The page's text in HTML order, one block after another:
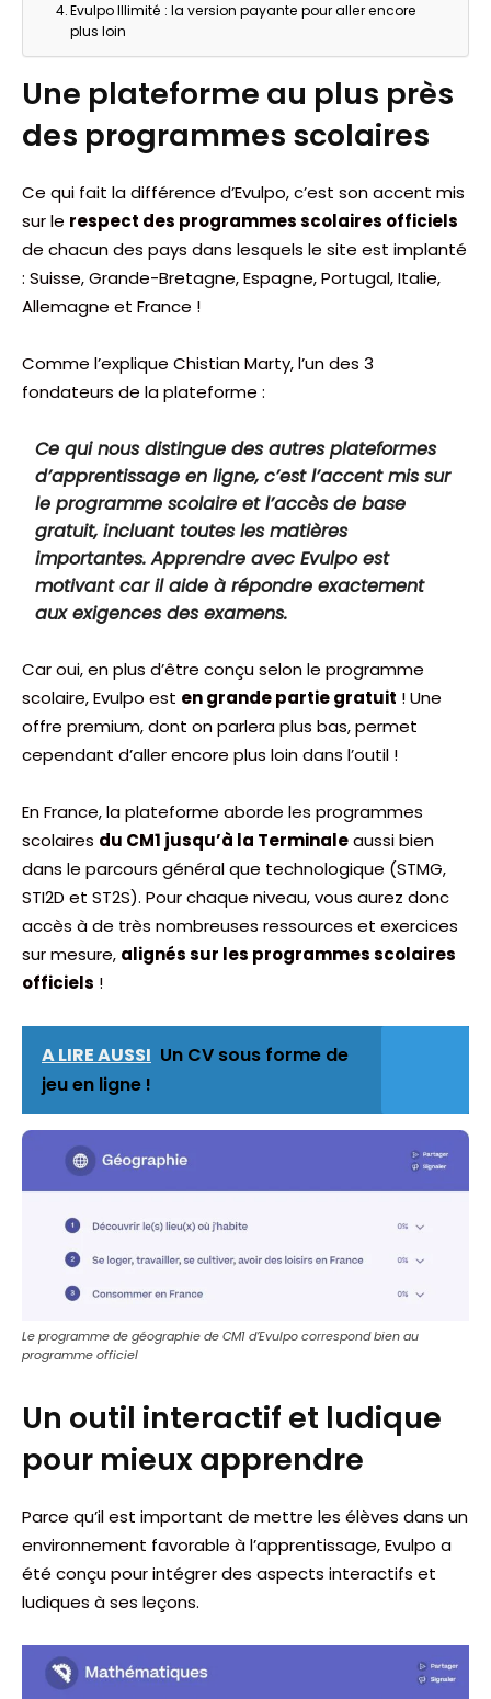
Evulpo Illimité : la version payante pour aller encore
plus loin
Une plateforme au plus près
des programmes scolaires
Ce qui fait la différence d’Evulpo, c’est son accent mis
sur le respect des programmes scolaires officiels
de chacun des pays dans lesquels le site est implanté
: Suisse, Grande-Bretagne, Espagne, Portugal, Italie,
Allemagne et France !
Comme l’explique Chistian Marty, l’un des 3
fondateurs de la plateforme :
Ce qui nous distingue des autres plateformes
d’apprentissage en ligne, c’est l’accent mis sur
le programme scolaire et l’accès de base
gratuit, incluant toutes les matières
importantes. Apprendre avec Evulpo est
motivant car il aide à répondre exactement
aux exigences des examens.
Car oui, en plus d’être conçu selon le programme
scolaire, Evulpo est en grande partie gratuit ! Une
offre premium, dont on parlera plus bas, permet
cependant d’aller encore plus loin dans l’outil !
En France, la plateforme aborde les programmes
scolaires du CM1 jusqu’à la Terminaleaussi bien
dans le parcours général que technologique (STMG,
STI2D et ST2S). Pour chaque niveau, vous aurez donc
accès à de très nombreuses ressources et exercices
sur mesure, alignés sur les programmes scolaires
officiels !
A LIRE AUSSI Un CV sous forme de
jeu en ligne !
Le programme de géographie de CM1 d’Evulpo correspond bien au
programme officiel
Un outil interactif et ludique
pour mieux apprendre
Parce qu’il est important de mettre les élèves dans un
environnement favorable à l’apprentissage, Evulpo a
été conçu pour intégrer des aspects interactifs et
ludiques à ses leçons.